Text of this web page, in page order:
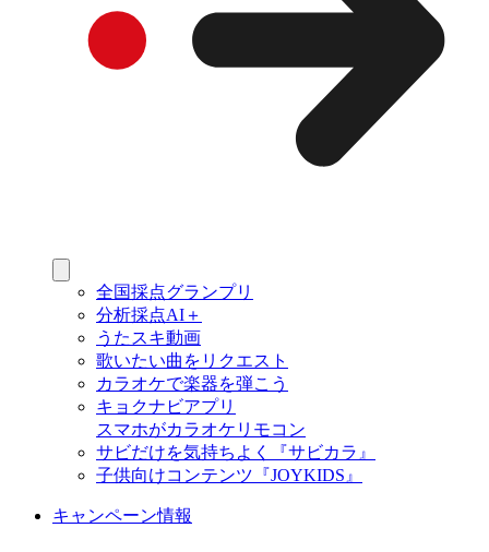
全国採点グランプリ
分析採点AI＋
うたスキ動画
歌いたい曲をリクエスト
カラオケで楽器を弾こう
キョクナビアプリ
スマホがカラオケリモコン
サビだけを気持ちよく『サビカラ』
子供向けコンテンツ『JOYKIDS』
キャンペーン情報